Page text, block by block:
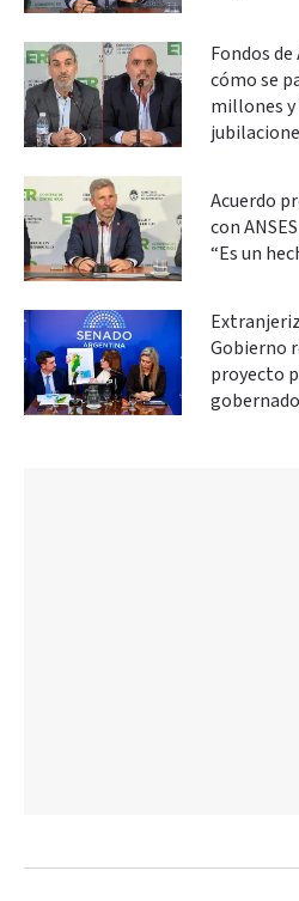
Fondos de
cómo se
millones y
Acuerdo
con
“Es un
Gobierno
proyecto